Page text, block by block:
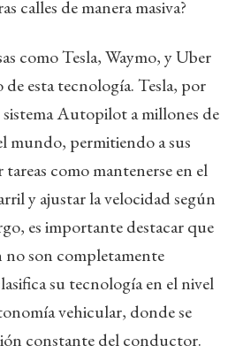
calles de manera masiva?
como Tesla, Waymo, y Uber
esta tecnología. Tesla, por
Autopilot a millones de
mundo, permitiendo a sus
como mantenerse en el
y ajustar la velocidad según
es importante destacar que
no son completamente
su tecnología en el nivel
vehicular, donde se
constante del conductor.